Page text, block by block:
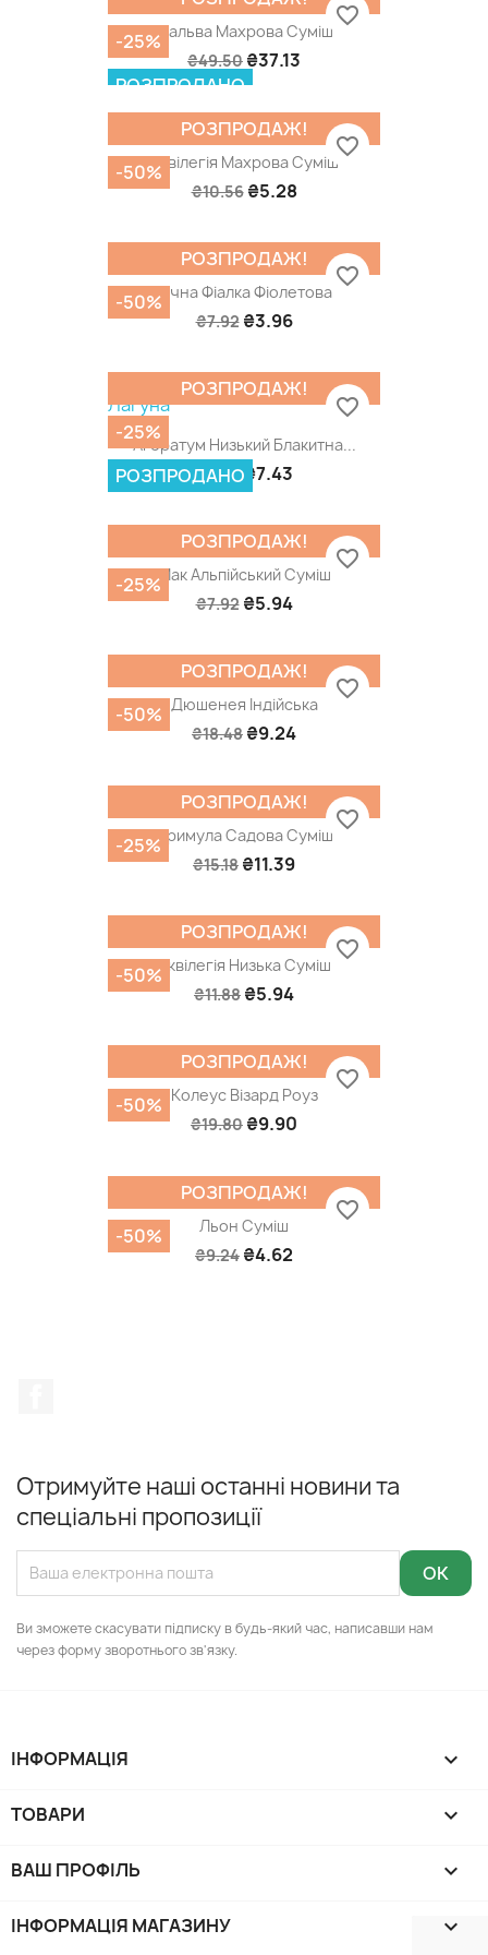
Мальва Махрова Суміш
₴49.50 ₴37.13
-25%
РОЗПРОДАНО
favorite_border
Аквілегія Махрова Суміш
₴10.56 ₴5.28
РОЗПРОДАЖ!
-50%
favorite_border
Нічна Фіалка Фіолетова
₴7.92 ₴3.96
РОЗПРОДАЖ!
-50%
favorite_border
Агератум Низький Блакитна...
₴9.90 ₴7.43
РОЗПРОДАЖ!
-25%
РОЗПРОДАНО
favorite_border
Мак Альпійський Суміш
₴7.92 ₴5.94
РОЗПРОДАЖ!
-25%
favorite_border
Дюшенея Індійська
₴18.48 ₴9.24
РОЗПРОДАЖ!
-50%
favorite_border
Примула Садова Суміш
₴15.18 ₴11.39
РОЗПРОДАЖ!
-25%
favorite_border
Аквілегія Низька Суміш
₴11.88 ₴5.94
РОЗПРОДАЖ!
-50%
favorite_border
Колеус Візард Роуз
₴19.80 ₴9.90
РОЗПРОДАЖ!
-50%
favorite_border
Льон Суміш
₴9.24 ₴4.62
РОЗПРОДАЖ!
-50%
favorite_border
Отримуйте наші останні новини та
спеціальні пропозиції
Ви зможете скасувати підписку в будь-який час, написавши нам
через форму зворотнього зв'язку.
ІНФОРМАЦІЯ 
ТОВАРИ 
ВАШ ПРОФІЛЬ 
ІНФОРМАЦІЯ МАГАЗИНУ keyboard_arrow_down